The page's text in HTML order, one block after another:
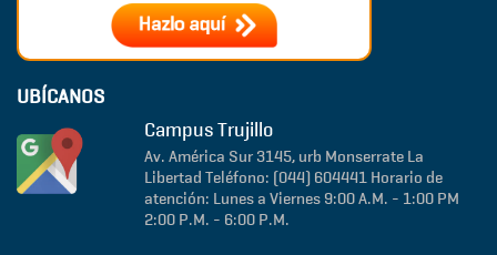
UBÍCANOS
Campus Trujillo
Av. América Sur 3145, urb Monserrate La
Libertad Teléfono: (044) 604441 Horario de
atención: Lunes a Viernes 9:00 A.M. - 1:00 PM
2:00 P.M. - 6:00 P.M.